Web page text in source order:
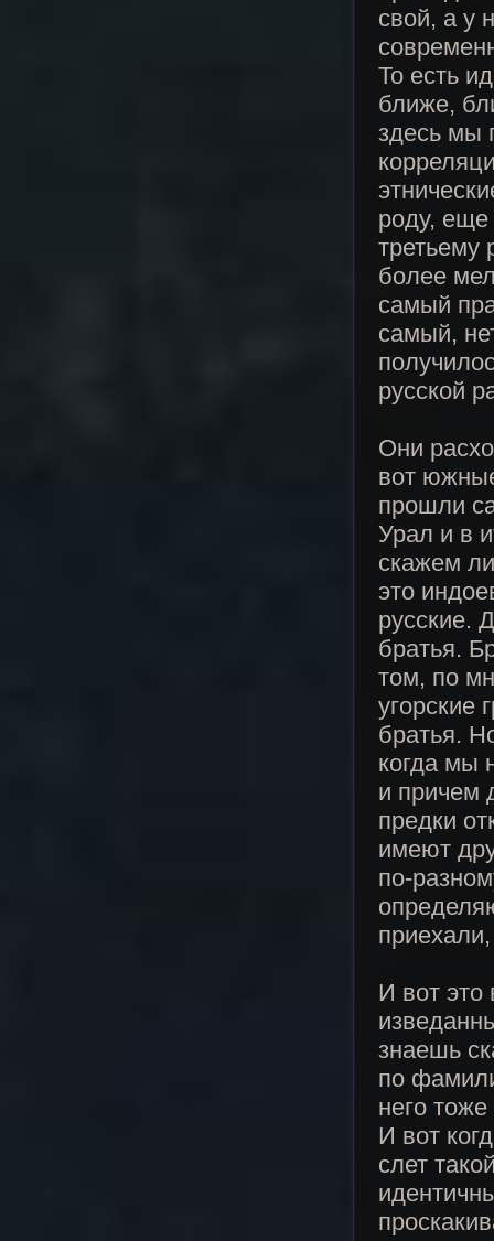
свой, а у
То есть
ближе,
здесь мы
роду, еще
третьему
более
самый
самый,
русской
Они
вот
прошли
Урал и в
скажем
это
русские.
братья.
том, по
угорские
братья.
когда мы
и причем
предки
имеют
по-
И вот это
знаешь
по
него
И вот
слет